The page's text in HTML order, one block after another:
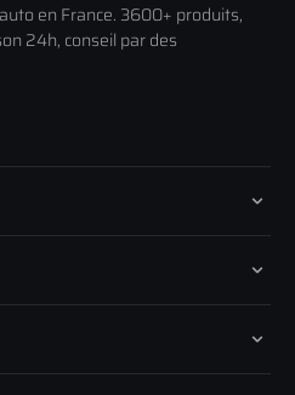
en France. 3600+ produits,
24h, conseil par des